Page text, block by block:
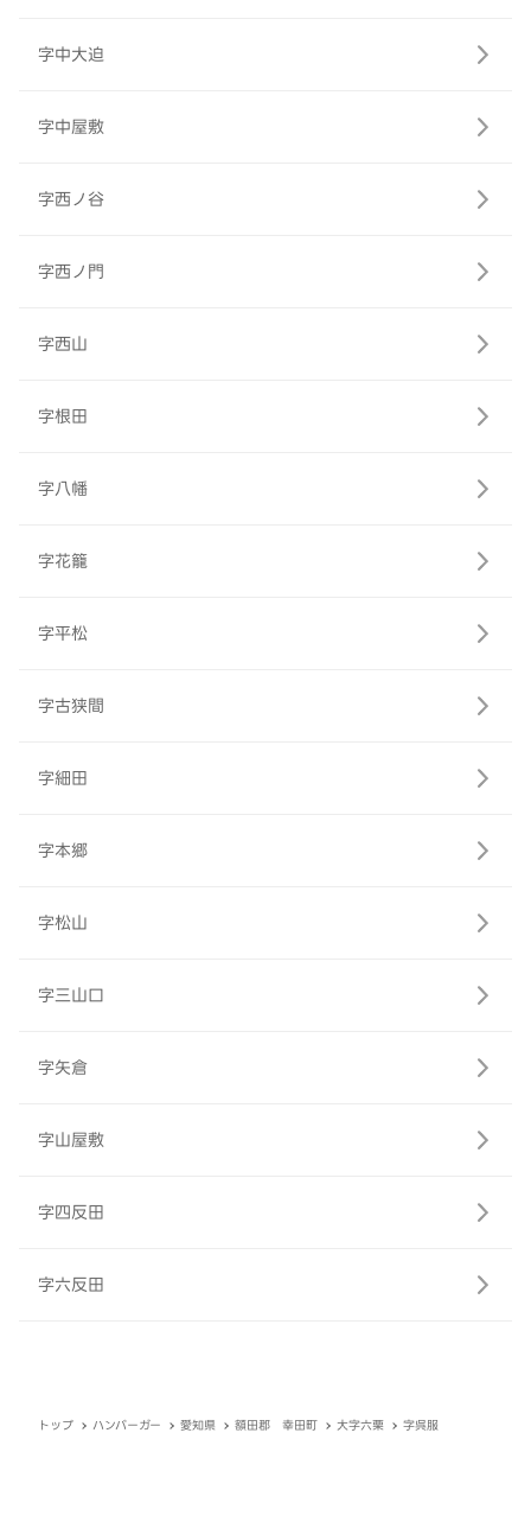
字中大迫
字中屋敷
字西ノ谷
字西ノ門
字西山
字根田
字八幡
字花籠
字平松
字古狭間
字細田
字本郷
字松山
字三山口
字矢倉
字山屋敷
字四反田
字六反田
トップ ハンバーガー 愛知県 額田郡 幸田町 大字六栗 字呉服